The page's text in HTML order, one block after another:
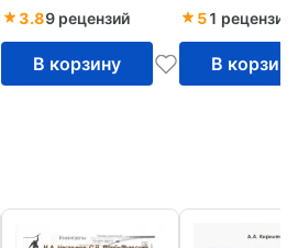
3.89 рецензий
В корзину
ных
51 рецензия
В корзину